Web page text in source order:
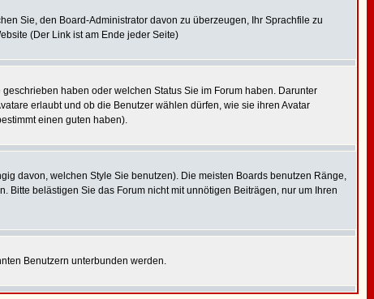
Sie, den Board-Administrator davon zu überzeugen, Ihr Sprachfile zu
(Der Link ist am Ende jeder Seite)
haben oder welchen Status Sie im Forum haben. Darunter
erlaubt und ob die Benutzer wählen dürfen, wie sie ihren Avatar
einen guten haben).
davon, welchen Style Sie benutzen). Die meisten Boards benutzen Ränge,
belästigen Sie das Forum nicht mit unnötigen Beiträgen, nur um Ihren
Benutzern unterbunden werden.